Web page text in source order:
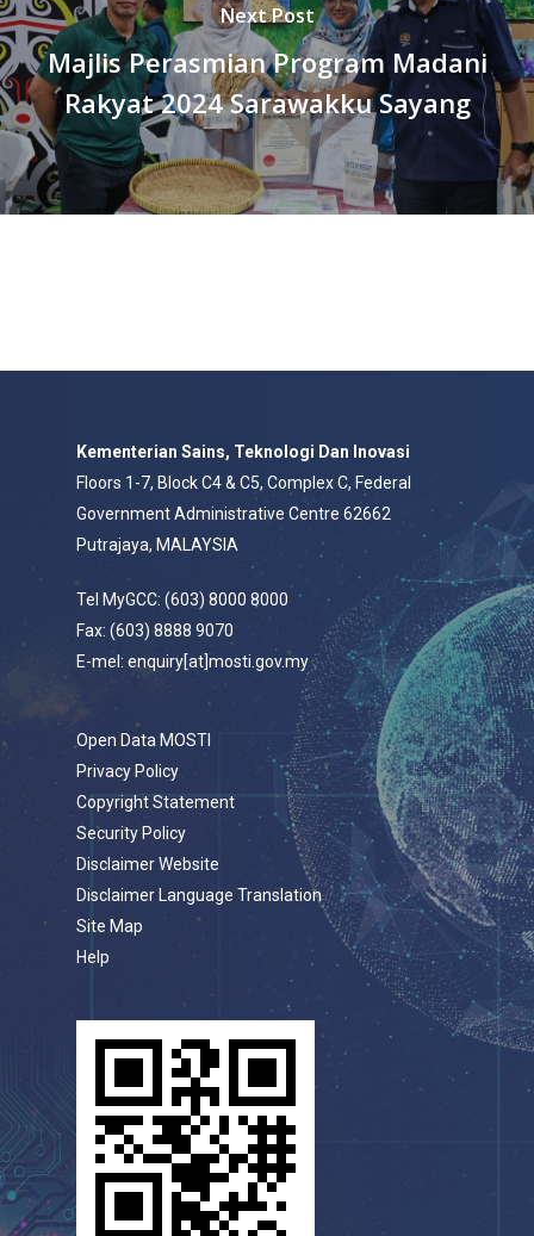
Next Post
Majlis Perasmian Program Madani
Rakyat 2024 Sarawakku Sayang
Kementerian Sains, Teknologi Dan Inovasi
Floors 1-7, Block C4 & C5, Complex C, Federal
Government Administrative Centre 62662
Putrajaya, MALAYSIA
Tel MyGCC: (603) 8000 8000
Fax: (603) 8888 9070
E-mel: enquiry[at]mosti.gov.my
Open Data MOSTI
Privacy Policy
Copyright Statement
Security Policy
Disclaimer Website
Disclaimer Language Translation
Site Map
Help